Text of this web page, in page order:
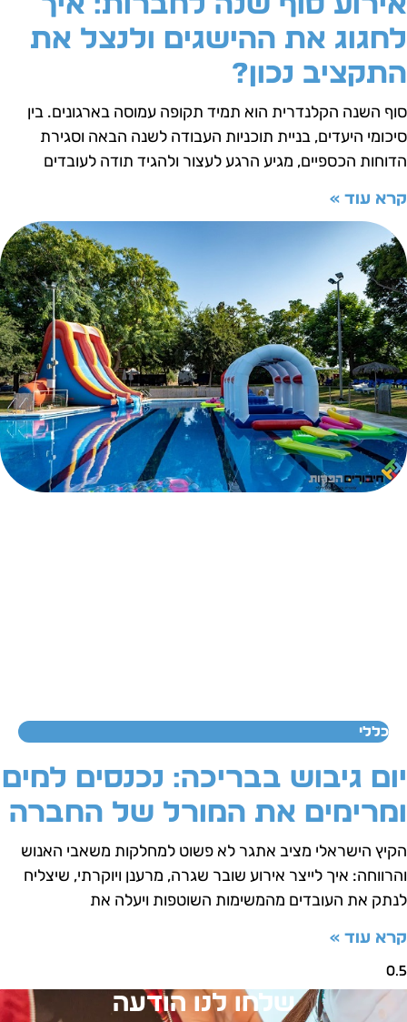
את ההישגים ולנצל את
נכון?
השנה הקלנדרית הוא תמיד תקופה עמוסה בארגונים. בין
היעדים, בניית תוכניות העבודה לשנה הבאה וסגירת
הכספיים, מגיע הרגע לעצור ולהגיד תודה לעובדים
עוד »
כללי
גיבוש בבריכה: נכנסים למים
את המורל של החברה
הישראלי מציב אתגר לא פשוט למחלקות משאבי האנוש
איך לייצר אירוע שובר שגרה, מרענן ויוקרתי, שיצליח
את העובדים מהמשימות השוטפות ויעלה את
עוד »
שלחו לנו הודעה